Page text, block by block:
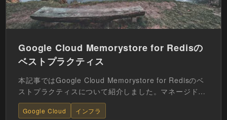
Google Cloud Memorystore for Redisの
ベストプラクティス
本記事ではGoogle Cloud Memorystore for Redisのベ
ストプラクティスについて紹介しました。マネージドサ
ービスとはいえ、アプリケーシ...
Google Cloud インフラ